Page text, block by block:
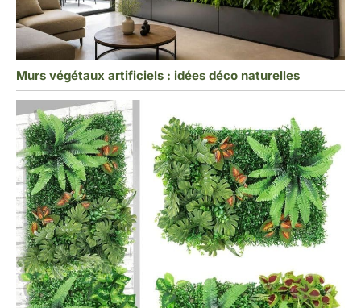
Murs végétaux artificiels : idées déco naturelles